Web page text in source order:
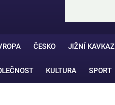
ČESKO JIŽNÍ KAVKAZ
KULTURA SPORT